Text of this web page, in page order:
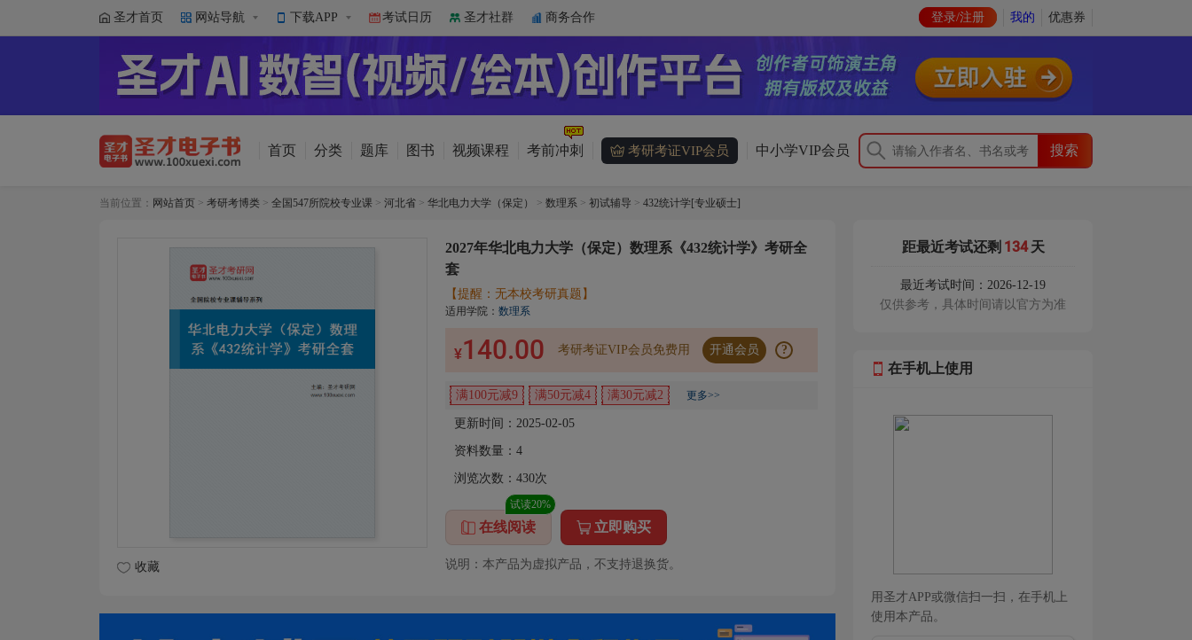
圣才首页 网站导航 下载APP 考试日历 圣才社群 商务合作 登录/注册 我的 优惠券
首页 分类 题库 图书 视频课程 考前冲刺 考研考证VIP会员 中小学VIP会员
当前位置： 网站首页 > 考研考博类 > 全国547所院校专业课 > 河北省 > 华北电力大学（保定） > 数理系 > 初试辅导 > 432统计学[专业硕士]
收藏
2027年华北电力大学（保定）数理系《432统计学》考研全
套
【提醒：无本校考研真题】
适用学院： 数理系
¥140.00 考研考证VIP会员免费用 开通会员 ?
满100元减9 满50元减4 满30元减2 更多>>
更新时间：2025-02-05
资料数量： 4
浏览次数： 430次
在线阅读
试读20%
立即购买
说明：本产品为虚拟产品，不支持退换货。
距最近考试还剩 134 天
最近考试时间：2026-12-19
仅供参考，具体时间请以官方为准
在手机上使用
用圣才APP或微信扫一扫，在手机上
使用本产品。